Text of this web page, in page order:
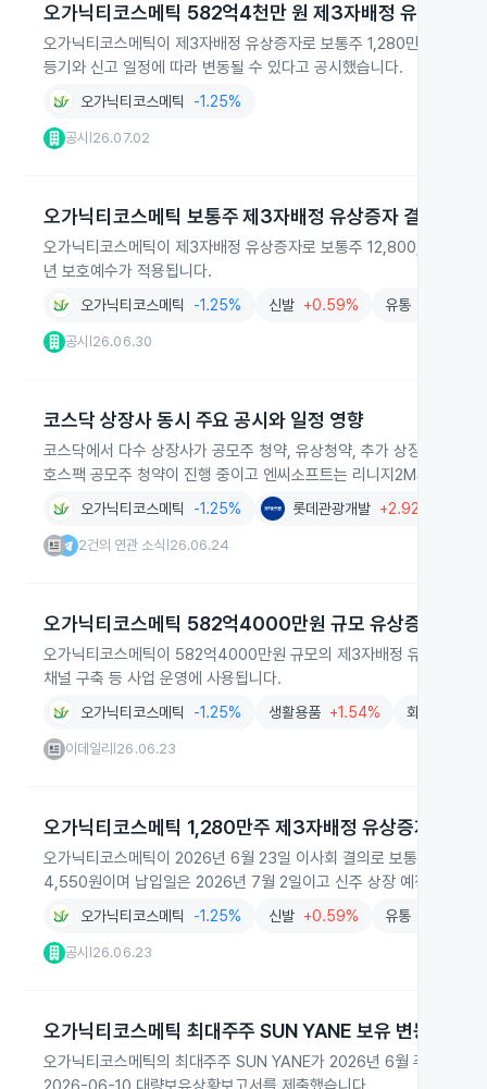
오가닉티코스메틱 582억4천만 원 제3자배정 유상증자
오가닉티코스메틱이 제3자배정 유상증자로 보통주 1,280만 주를
등기와 신고 일정에 따라 변동될 수 있다고 공시했습니다.
오가닉티코스메틱 -1.25%
공시 26.07.02
오가닉티코스메틱 보통주 제3자배정 유상증자 결정
오가닉티코스메틱이 제3자배정 유상증자로 보통주 12,800,000주
년 보호예수가 적용됩니다.
오가닉티코스메틱 -1.25% 신발 +0.59% 유통
공시 26.06.30
코스닥 상장사 동시 주요 공시와 일정 영향
코스닥에서 다수 상장사가 공모주 청약, 유상청약, 추가 상장, 사명
호스팩 공모주 청약이 진행 중이고 엔씨소프트는 리니지2M의 중국
오가닉티코스메틱 -1.25% 롯데관광개발 +2.92%
2건의 연관 소식 26.06.24
오가닉티코스메틱 582억4000만원 규모 유상증자 결정
오가닉티코스메틱이 582억4000만원 규모의 제3자배정 유상증자를
채널 구축 등 사업 운영에 사용됩니다.
오가닉티코스메틱 -1.25% 생활용품 +1.54% 화장품
이데일리 26.06.23
오가닉티코스메틱 1,280만주 제3자배정 유상증자
오가닉티코스메틱이 2026년 6월 23일 이사회 결의로 보통주 1,280
4,550원이며 납입일은 2026년 7월 2일이고 신주 상장 예정일은
오가닉티코스메틱 -1.25% 신발 +0.59% 유통
공시 26.06.23
오가닉티코스메틱 최대주주 SUN YANE 보유 변동 보고
오가닉티코스메틱의 최대주주 SUN YANE가 2026년 6월 주식병합